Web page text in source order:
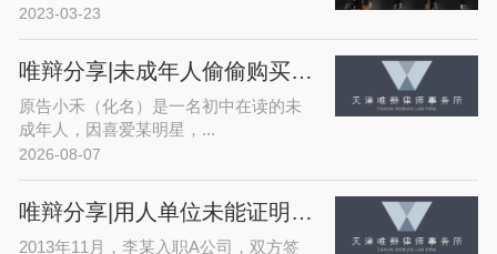
2023-03-23
唯辩分享|未成年人偷偷购买爱豆演唱会门票，平台拒退款？法院这样判！
原告小禾（化名）是一名初中在读的未
成年人，因喜爱某明星，...
2026-08-07
唯辩分享|用人单位未能证明解雇通知记载事实属于违法解约
2013年11月，李某入职A公司，双方签